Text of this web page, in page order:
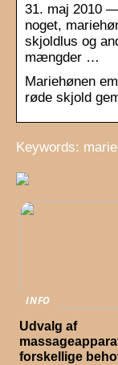
31. maj 2010
noget,
skjoldlus og
mængder …
Mariehønen
røde skjold
Keywords:
INFO
Udvalg af
forskellige